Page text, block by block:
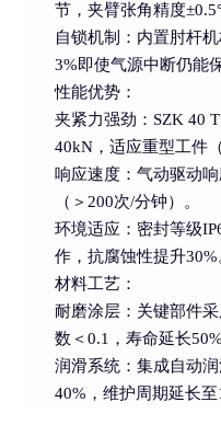
节，夹臂张角精度
自锁机制
：内置肘杆
3%即使气源中断仍能
性能优势 ：
夹紧力强劲 ：SZK 40
40kN，适应重型工件
响应速度 ：气动驱动
（＞200次/分钟）。
环境适应 ：密封等级
作，抗腐蚀性提升30%
材料工艺 ：
耐磨涂层 ：关键部件
数＜0.1，寿命延长50%
润滑系统 ：集成自动
40%，维护周期延长至